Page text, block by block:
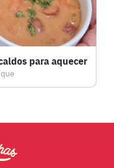
para aquecer